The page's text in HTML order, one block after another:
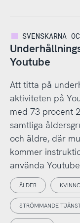
SVENSKARNA
Youtube
Att titta på
aktiviteten på
med 73 procent
samtliga
och äldre, där
kommer
använda
ÅLDER
STRÖMMANDE